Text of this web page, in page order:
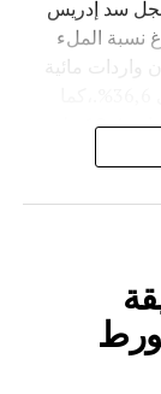
سد إدريس
14,9 مليون م³، مع بلوغ نسبة الملء
واردات مائية
الفلاحة بعد